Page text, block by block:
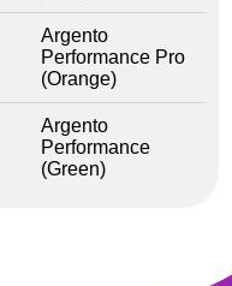
Argento
Performance Pro
(Orange)
Argento
Performance
(Green)